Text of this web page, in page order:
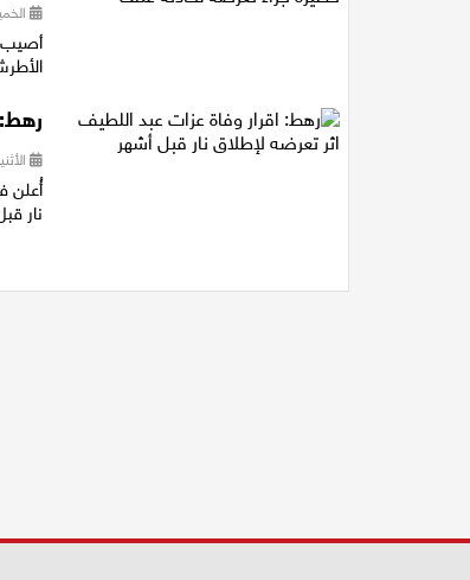
الخميس 05/
رهط:
الأثنين 19/01/
أُعلن
نار